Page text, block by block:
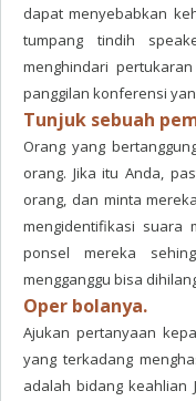
dapat menyebabkan
tumpang tindih
menghindari
panggilan konferensi
Tunjuk sebuah
Orang yang
orang. Jika itu Anda,
orang, dan minta
mengidentifikasi suara
ponsel mereka
mengganggu bisa
Oper bolanya.
Ajukan pertanyaan
yang terkadang
adalah bidang keahlian